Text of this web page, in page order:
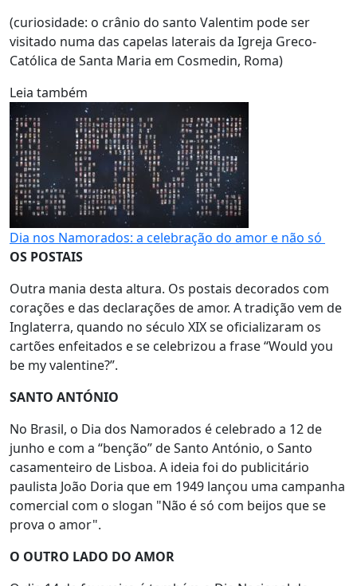
(curiosidade: o crânio do santo Valentim pode ser
visitado numa das capelas laterais da Igreja Greco-
Católica de Santa Maria em Cosmedin, Roma)
Leia também
Dia nos Namorados: a celebração do amor e não só
OS POSTAIS
Outra mania desta altura. Os postais decorados com
corações e das declarações de amor. A tradição vem de
Inglaterra, quando no século XIX se oficializaram os
cartões enfeitados e se celebrizou a frase “Would you
be my valentine?”.
SANTO ANTÓNIO
No Brasil, o Dia dos Namorados é celebrado a 12 de
junho e com a “benção” de Santo António, o Santo
casamenteiro de Lisboa. A ideia foi do publicitário
paulista João Doria que em 1949 lançou uma campanha
comercial com o slogan "Não é só com beijos que se
prova o amor".
O OUTRO LADO DO AMOR